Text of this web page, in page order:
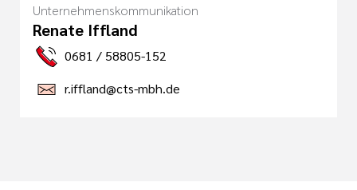
Unternehmenskommunikation
Renate Iffland
0681 / 58805-152
r.iffland@cts-mbh.de